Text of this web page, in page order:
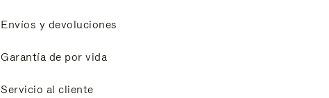
Envíos y devoluciones
Garantía de por vida
Servicio al cliente